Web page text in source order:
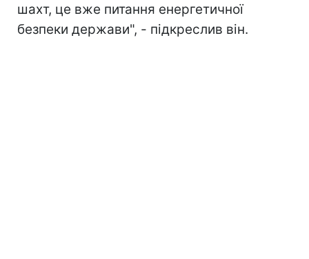
шахт, це вже питання енергетичної
безпеки держави", - підкреслив він.